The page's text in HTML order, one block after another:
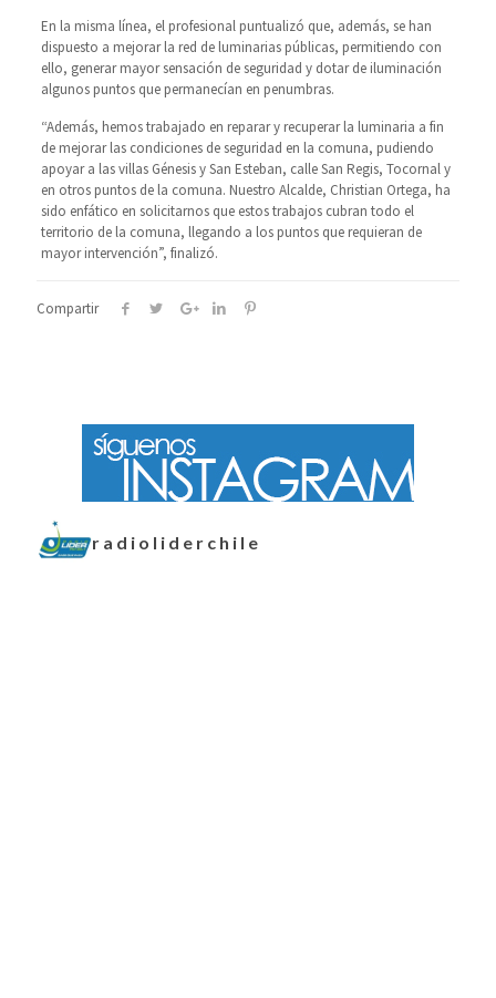
En la misma línea, el profesional puntualizó que, además, se han
dispuesto a mejorar la red de luminarias públicas, permitiendo con
ello, generar mayor sensación de seguridad y dotar de iluminación
algunos puntos que permanecían en penumbras.
“Además, hemos trabajado en reparar y recuperar la luminaria a fin
de mejorar las condiciones de seguridad en la comuna, pudiendo
apoyar a las villas Génesis y San Esteban, calle San Regis, Tocornal y
en otros puntos de la comuna. Nuestro Alcalde, Christian Ortega, ha
sido enfático en solicitarnos que estos trabajos cubran todo el
territorio de la comuna, llegando a los puntos que requieran de
mayor intervención”, finalizó.
Compartir
radioliderchile